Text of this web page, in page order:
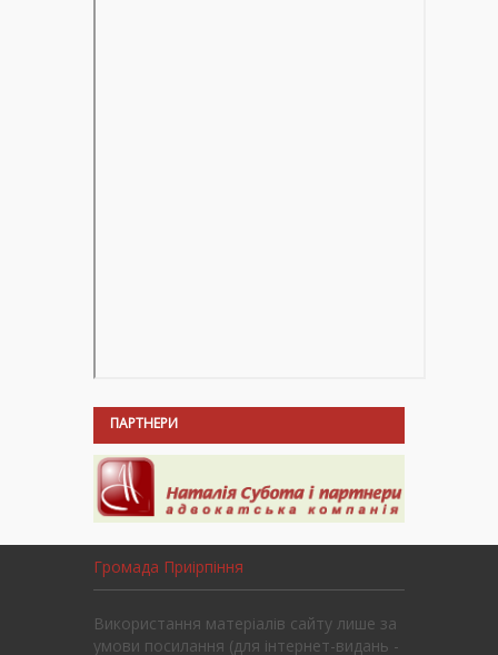
ПАРТНЕРИ
Громада Приірпіння
Використання матеріалів сайту лише за
умови посилання (для інтернет-видань -